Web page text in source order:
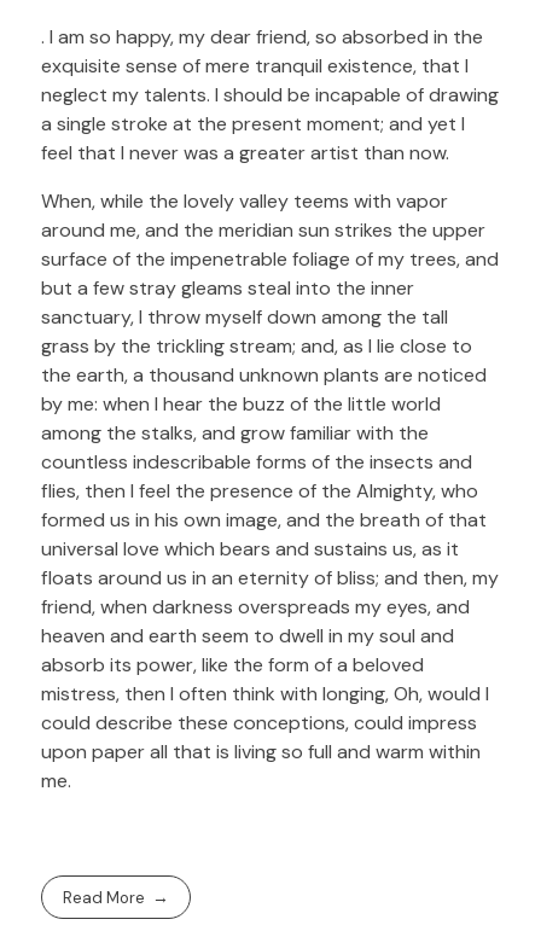
. I am so happy, my dear friend, so absorbed in the
exquisite sense of mere tranquil existence, that I
neglect my talents. I should be incapable of drawing
a single stroke at the present moment; and yet I
feel that I never was a greater artist than now.
When, while the lovely valley teems with vapor
around me, and the meridian sun strikes the upper
surface of the impenetrable foliage of my trees, and
but a few stray gleams steal into the inner
sanctuary, I throw myself down among the tall
grass by the trickling stream; and, as I lie close to
the earth, a thousand unknown plants are noticed
by me: when I hear the buzz of the little world
among the stalks, and grow familiar with the
countless indescribable forms of the insects and
flies, then I feel the presence of the Almighty, who
formed us in his own image, and the breath of that
universal love which bears and sustains us, as it
floats around us in an eternity of bliss; and then, my
friend, when darkness overspreads my eyes, and
heaven and earth seem to dwell in my soul and
absorb its power, like the form of a beloved
mistress, then I often think with longing, Oh, would I
could describe these conceptions, could impress
upon paper all that is living so full and warm within
me.
Read More